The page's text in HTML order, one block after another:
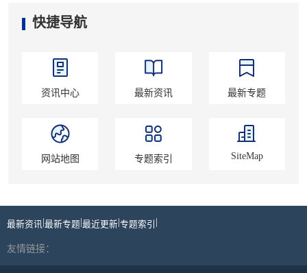
快捷导航
资讯中心 最新资讯 最新专题
网站地图 专题索引 SiteMap
最新资讯 最新专题 最近更新 专题索引
友情链接：